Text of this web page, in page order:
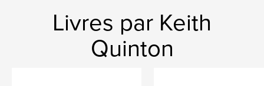
Livres par Keith
Quinton